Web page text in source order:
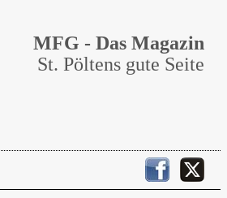
MFG - Das Magazin
St. Pöltens gute Seite